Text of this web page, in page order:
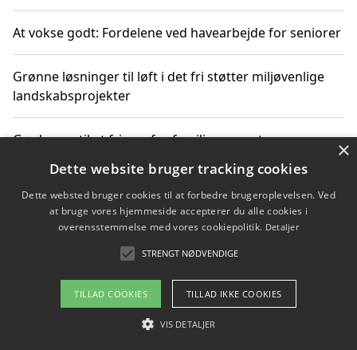
At vokse godt: Fordelene ved havearbejde for seniorer
Grønne løsninger til løft i det fri støtter miljøvenlige
landskabsprojekter
Gør haven til et frirum for familien og naturen
Copyright 2026 - Pilanto Aps
Betingelser
×
Dette website bruger tracking cookies
Dette websted bruger cookies til at forbedre brugeroplevelsen. Ved
at bruge vores hjemmeside accepterer du alle cookies i
overensstemmelse med vores cookiepolitik. Detaljer
STRENGT NØDVENDIGE
TILLAD COOKIES TILLAD IKKE COOKIES
VIS DETALJER